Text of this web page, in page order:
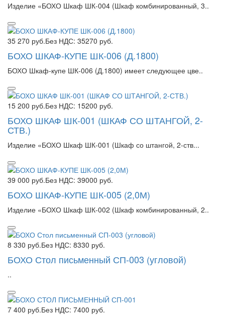
Изделие «БОХО Шкаф ШК-004 (Шкаф комбинированный, 3..
35 270 руб.Без НДС: 35270 руб.
БОХО ШКАФ-КУПЕ ШК-006 (Д.1800)
БОХО Шкаф-купе ШК-006 (Д.1800) имеет следующее цве..
15 200 руб.Без НДС: 15200 руб.
БОХО ШКАФ ШК-001 (ШКАФ СО ШТАНГОЙ, 2-
СТВ.)
Изделие «БОХО Шкаф ШК-001 (Шкаф со штангой, 2-ств...
39 000 руб.Без НДС: 39000 руб.
БОХО ШКАФ-КУПЕ ШК-005 (2,0М)
Изделие «БОХО Шкаф ШК-002 (Шкаф комбинированный, 2..
8 330 руб.Без НДС: 8330 руб.
БОХО Стол письменный СП-003 (угловой)
..
7 400 руб.Без НДС: 7400 руб.